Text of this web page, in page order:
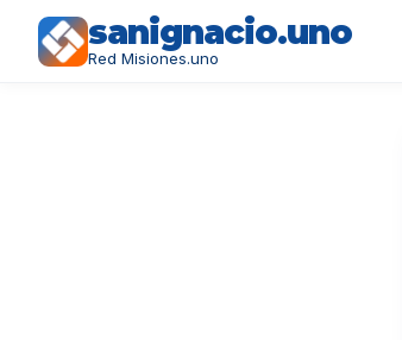
sanignacio.uno
Red Misiones.uno